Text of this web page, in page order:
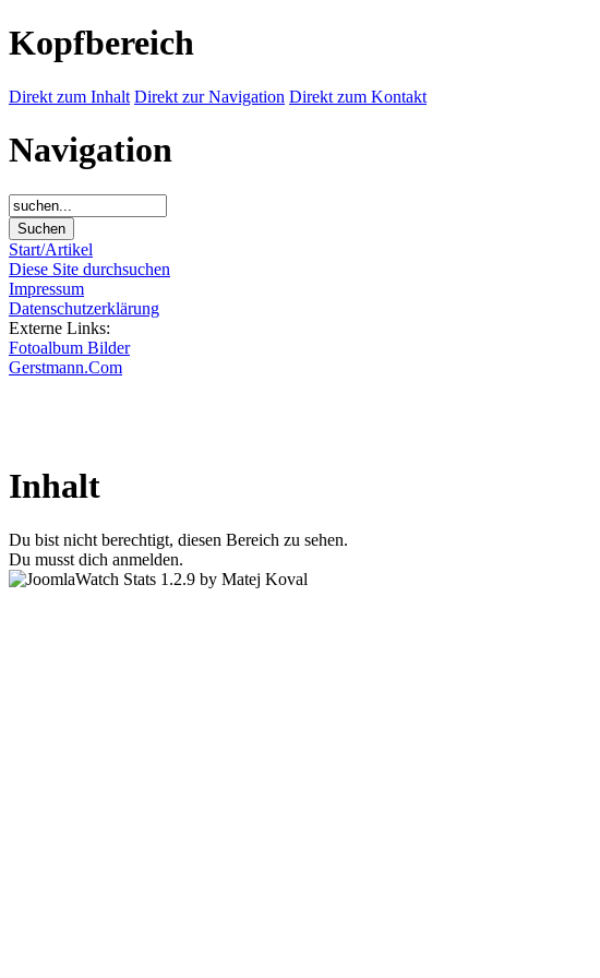
Kopfbereich
Direkt zum Inhalt Direkt zur Navigation Direkt zum Kontakt
Navigation
Start/Artikel
Diese Site durchsuchen
Impressum
Datenschutzerklärung
Externe Links:
Fotoalbum Bilder
Gerstmann.Com
Inhalt
Du bist nicht berechtigt, diesen Bereich zu sehen.
Du musst dich anmelden.